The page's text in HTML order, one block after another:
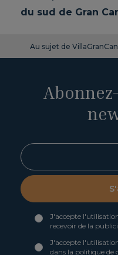
du sud de Gran
Au sujet de
J'accepte
recevoir de la
J'accepte
dans la politique de